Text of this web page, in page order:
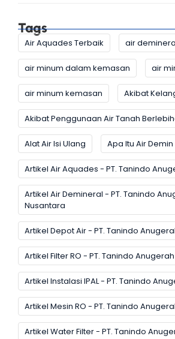
Tags
Air Aquades Terbaik air
air minum dalam kemasan air
air minum kemasan Akibat
Akibat Penggunaan Air Tanah
Alat Air Isi Ulang Apa Itu Air Demin
Artikel Air Aquades - PT. Tanindo
Artikel Air Demineral - PT. Tanindo
Nusantara
Artikel Depot Air - PT. Tanindo
Artikel Filter RO - PT. Tanindo
Artikel Instalasi IPAL - PT. Tanindo
Artikel Mesin RO - PT. Tanindo
Artikel Water Filter - PT. Tanindo